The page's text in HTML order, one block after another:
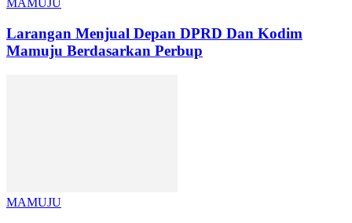
MAMUJU
Larangan Menjual Depan DPRD Dan Kodim
Mamuju Berdasarkan Perbup
MAMUJU